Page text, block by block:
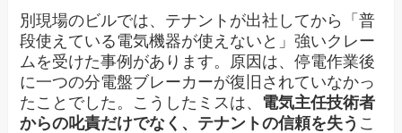
別現場のビルでは、テナントが出社してから「普
段使えている電気機器が使えないと」強いクレー
ムを受けた事例があります。原因は、停電作業後
に一つの分電盤ブレーカーが復旧されていなかっ
たことでした。こうしたミスは、 電気主任技術者
からの叱責だけでなく、テナントの信頼を失う こ